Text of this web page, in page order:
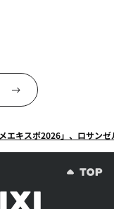
エキスポ2026」、ロサン